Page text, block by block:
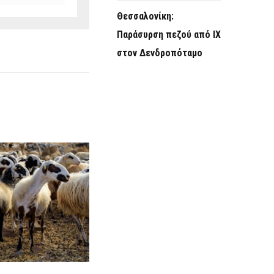
Θεσσαλονίκη:
Παράσυρση πεζού από ΙΧ
στον Δενδροπόταμο